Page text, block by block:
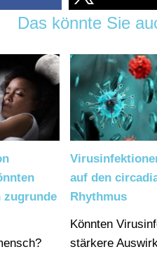
Das könnte Sie
zugrunde
auf den
Rhythmus
Könnten
stärkere